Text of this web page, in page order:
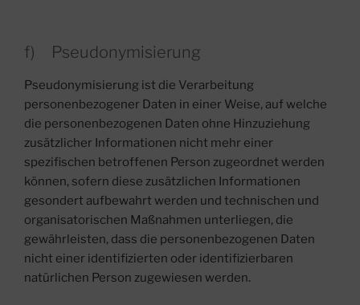
f) Pseudonymisierung
Pseudonymisierung ist die Verarbeitung
personenbezogener Daten in einer Weise, auf welche
die personenbezogenen Daten ohne Hinzuziehung
zusätzlicher Informationen nicht mehr einer
spezifischen betroffenen Person zugeordnet werden
können, sofern diese zusätzlichen Informationen
gesondert aufbewahrt werden und technischen und
organisatorischen Maßnahmen unterliegen, die
gewährleisten, dass die personenbezogenen Daten
nicht einer identifizierten oder identifizierbaren
natürlichen Person zugewiesen werden.